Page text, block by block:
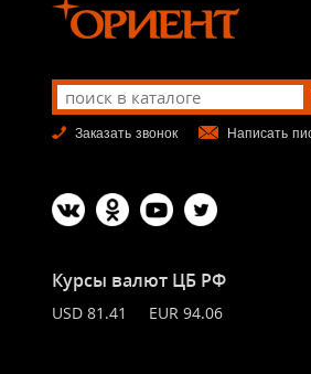
Заказать звонок Написать
Курсы валют ЦБ РФ
USD 81.41 EUR 94.06